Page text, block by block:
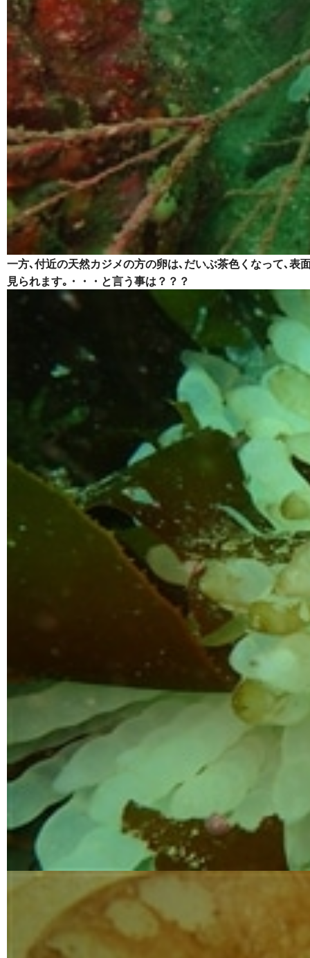
一方､付近の天然カジメの方の卵は､だいぶ茶色くなって､表
見られます｡・・・と言う事は？？？